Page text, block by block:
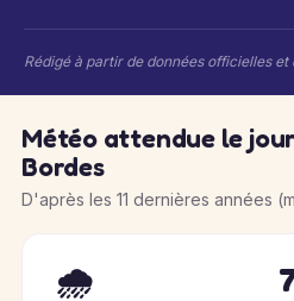
Rédigé à partir de données officielles
Météo attendue le
Bordes
D'après les 11 dernières années
🌧️